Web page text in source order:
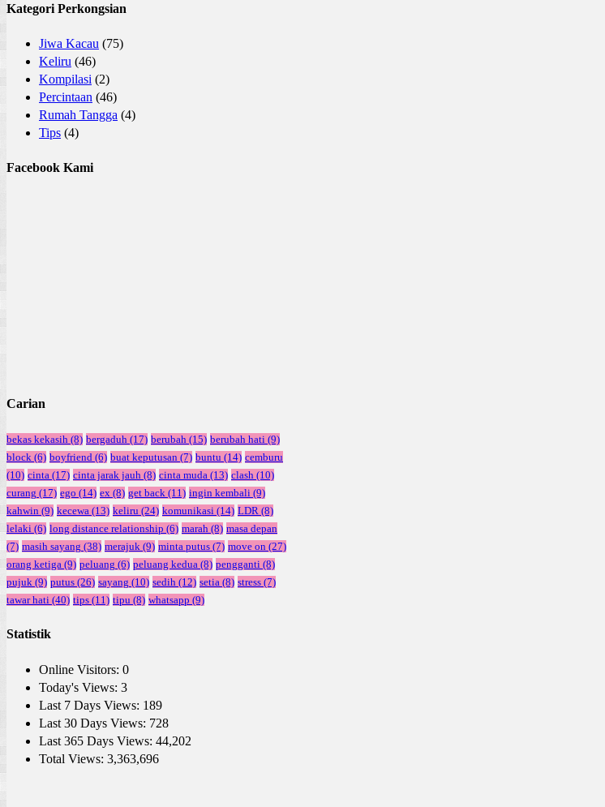
Kategori Perkongsian
Jiwa Kacau (75)
Keliru (46)
Kompilasi (2)
Percintaan (46)
Rumah Tangga (4)
Tips (4)
Facebook Kami
Carian
bekas kekasih (8) bergaduh (17) berubah (15) berubah hati (9)
block (6) boyfriend (6) buat keputusan (7) buntu (14) cemburu
(10) cinta (17) cinta jarak jauh (8) cinta muda (13) clash (10)
curang (17) ego (14) ex (8) get back (11) ingin kembali (9)
kahwin (9) kecewa (13) keliru (24) komunikasi (14) LDR (8)
lelaki (6) long distance relationship (6) marah (8) masa depan
(7) masih sayang (38) merajuk (9) minta putus (7) move on (27)
orang ketiga (9) peluang (6) peluang kedua (8) pengganti (8)
pujuk (9) putus (26) sayang (10) sedih (12) setia (8) stress (7)
tawar hati (40) tips (11) tipu (8) whatsapp (9)
Statistik
Online Visitors: 0
Today's Views: 3
Last 7 Days Views: 189
Last 30 Days Views: 728
Last 365 Days Views: 44,202
Total Views: 3,363,696